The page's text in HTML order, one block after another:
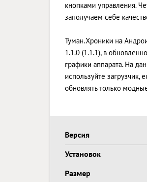
кнопками управления.
заполучаем себе
Туман.Хроники на
1.1.0 (1.1.1), в
графики аппарата. На
используйте
обновлять только
Версия
Установок
Размер